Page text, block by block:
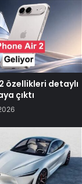
özellikleri detaylı
çıktı